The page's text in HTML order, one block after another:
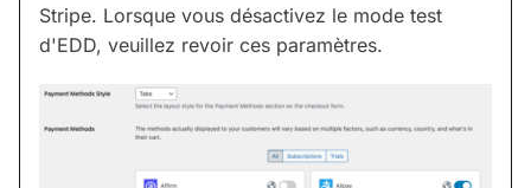
Stripe. Lorsque vous désactivez le mode test
d'EDD, veuillez revoir ces paramètres.